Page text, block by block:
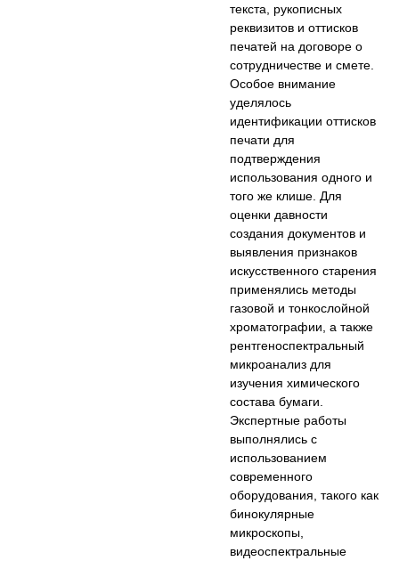
текста, рукописных
реквизитов и оттисков
печатей на договоре о
сотрудничестве и смете.
Особое внимание
уделялось
идентификации оттисков
печати для
подтверждения
использования одного и
того же клише. Для
оценки давности
создания документов и
выявления признаков
искусственного старения
применялись методы
газовой и тонкослойной
хроматографии, а также
рентгеноспектральный
микроанализ для
изучения химического
состава бумаги.
Экспертные работы
выполнялись с
использованием
современного
оборудования, такого как
бинокулярные
микроскопы,
видеоспектральные